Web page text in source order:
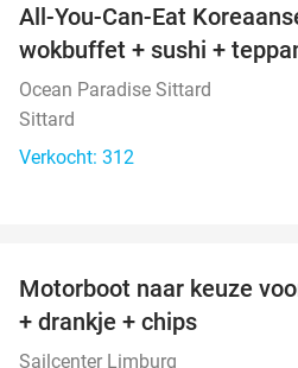
All-You-Can-Eat
wokbuffet + sushi +
Ocean Paradise Sittard
Sittard
Verkocht: 312
Motorboot naar keuze
+ drankje + chips
Sailcenter Limburg